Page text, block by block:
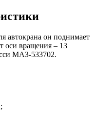
автокрана он поднимает
оси вращения – 13
МАЗ-533702.